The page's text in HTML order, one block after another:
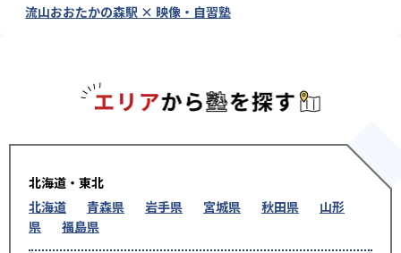
流山おおたかの森駅 × 映像・自習塾
北海道・東北
北海道
青森県 岩手県 宮城県 秋田県
山形
県
福島県